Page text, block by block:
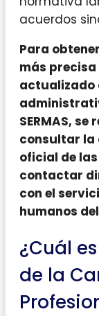
acuerdos
Para
más
actualizado
SERMAS, se
consultar
oficial de
contactar
con el
humanos del
¿Cuál
de la